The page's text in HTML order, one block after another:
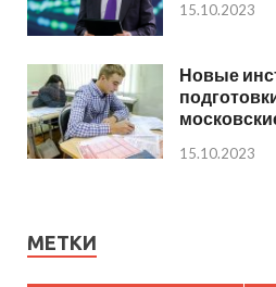
15.10.2023
Новые
15.10.2023
МЕТКИ